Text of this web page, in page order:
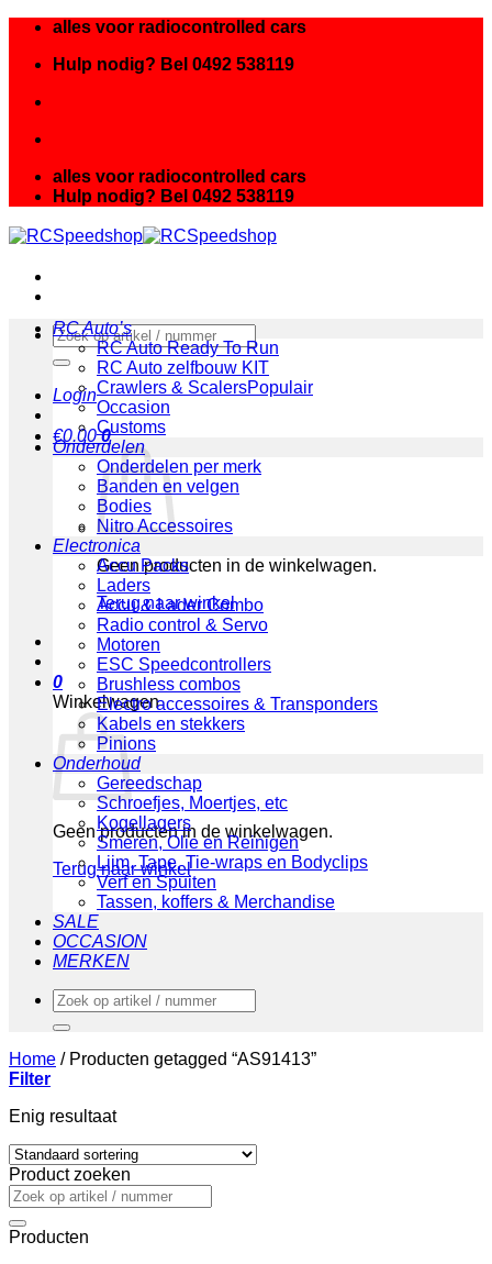
inhoud
alles voor radiocontrolled cars
Hulp nodig? Bel 0492 538119
alles voor radiocontrolled cars
Hulp nodig? Bel 0492 538119
Zoeken
naar:
Login
€0.00 0
Geen producten in de winkelwagen.
Terug naar winkel
0
Winkelwagen
Geen producten in de winkelwagen.
Terug naar winkel
RC Auto’s
RC Auto Ready To Run
RC Auto zelfbouw KIT
Crawlers & Scalers
Occasion
Customs
Onderdelen
Onderdelen per merk
Banden en velgen
Bodies
Nitro Accessoires
Electronica
Accu Packs
Laders
Accu & Lader Combo
Radio control & Servo
Motoren
ESC Speedcontrollers
Brushless combos
Electro accessoires & Transponders
Kabels en stekkers
Pinions
Onderhoud
Gereedschap
Schroefjes, Moertjes, etc
Kogellagers
Smeren, Olie en Reinigen
Lijm, Tape, Tie-wraps en Bodyclips
Verf en Spuiten
Tassen, koffers & Merchandise
SALE
OCCASION
MERKEN
Zoeken
naar:
Home /Producten getagged “AS91413”
Filter
Enig resultaat
Product zoeken
Zoeken
naar:
Producten